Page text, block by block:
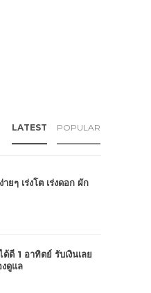
LATEST POPULAR
ยๆ เร่งโต เร่งดอก ผัก
ดี 1 อาทิตย์ รับเงินเลย
ดูแล